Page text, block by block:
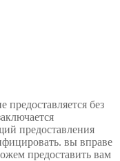
без
предоставления
вы вправе
предоставить вам